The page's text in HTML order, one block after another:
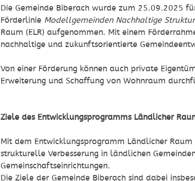
Die Gemeinde Biberach wurde zum 25.09.2025
Förderlinie Modellgemeinden Nachhaltige
Raum (ELR) aufgenommen. Mit einem
nachhaltige und zukunftsorientierte
Von einer Förderung können auch private
Erweiterung und Schaffung von Wohnraum
Ziele des Entwicklungsprogramms Ländlicher
Mit dem Entwicklungsprogramm Ländlicher
strukturelle Verbesserung in ländlichen
Gemeinschaftseinrichtungen.
Die Ziele der Gemeinde Biberach sind dabei